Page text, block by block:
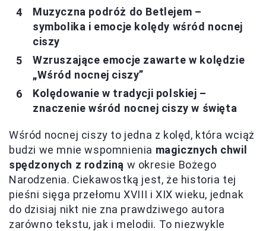
Muzyczna podróż do Betlejem –
symbolika i emocje kolędy wśród nocnej
ciszy
Wzruszające emocje zawarte w kolędzie
„Wśród nocnej ciszy”
Kolędowanie w tradycji polskiej –
znaczenie wśród nocnej ciszy w święta
Wśród nocnej ciszy to jedna z kolęd, która wciąż
budzi we mnie wspomnienia magicznych chwil
spędzonych z rodziną w okresie Bożego
Narodzenia. Ciekawostką jest, że historia tej
pieśni sięga przełomu XVIII i XIX wieku, jednak
do dzisiaj nikt nie zna prawdziwego autora
zarówno tekstu, jak i melodii. To niezwykle